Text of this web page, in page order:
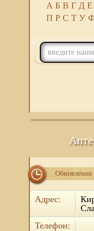
А Б В Г Д Е
П Р С Т У
Обновление
Адрес:
Телефон: